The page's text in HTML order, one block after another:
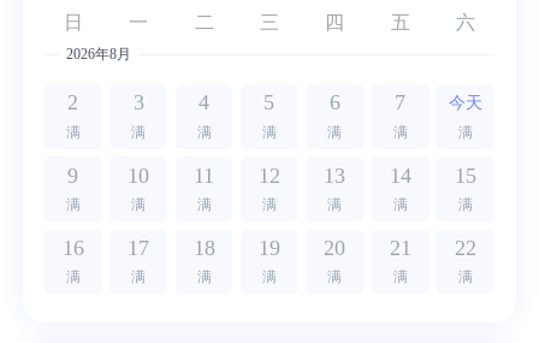
日 一 二 三 四 五 六
2026年8月
2
满
3
满
4
满
5
满
6
满
7
满
今天
满
9
满
10
满
11
满
12
满
13
满
14
满
15
满
16
满
17
满
18
满
19
满
20
满
21
满
22
满